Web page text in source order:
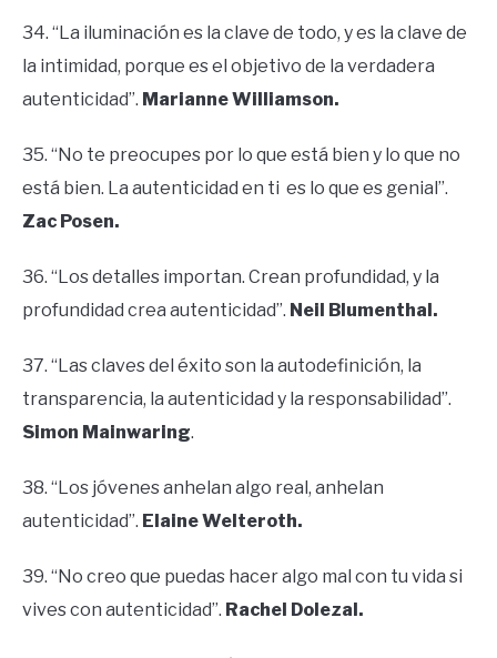
34. “La iluminación es la clave de todo, y es la clave de
la intimidad, porque es el objetivo de la verdadera
autenticidad”. MarianneWilliamson.
35. “No te preocupes por lo que está bien y lo que no
está bien. La autenticidad en ti es lo que es genial”.
Zac Posen.
36. “Los detalles importan. Crean profundidad, y la
profundidad crea autenticidad”. Neil Blumenthal.
37. “Las claves del éxito son la autodefinición, la
transparencia, la autenticidad y la responsabilidad”.
Simon Mainwaring.
38. “Los jóvenes anhelan algo real, anhelan
autenticidad”. Elaine Welteroth.
39. “No creo que puedas hacer algo mal con tu vida si
vives con autenticidad”. Rachel Dolezal.